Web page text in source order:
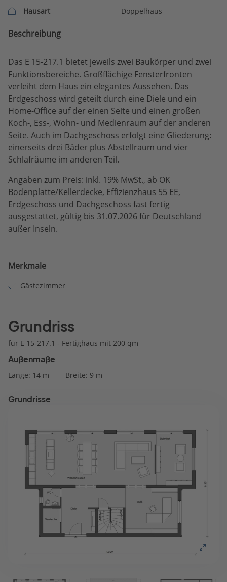
Hausart
Doppelhaus
Beschreibung
Das E 15-217.1 bietet jeweils zwei Baukörper und zwei
Funktionsbereiche. Großflächige Fensterfronten
verleiht dem Haus ein elegantes Aussehen. Das
Erdgeschoss wird geteilt durch eine Diele und ein
Home-Office auf der einen Seite und einen großen
Koch-, Ess-, Wohn- und Medienraum auf der anderen
Seite. Auch im Dachgeschoss erfolgt eine Gliederung:
einerseits drei Bäder plus Abstellraum und vier
Schlafräume im anderen Teil.
Angaben zum Preis: inkl. 19% MwSt., ab OK
Bodenplatte/Kellerdecke, Effizienzhaus 55 EE,
Erdgeschoss und Dachgeschoss fast fertig
ausgestattet, gültig bis 31.07.2026 für Deutschland
außer Inseln.
Merkmale
Gästezimmer
Grundriss
für E 15-217.1 - Fertighaus mit 200 qm
Außenmaße
Länge: 14 m Breite: 9 m
Grundrisse